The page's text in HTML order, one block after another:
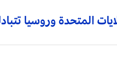
المتحدة وروسيا